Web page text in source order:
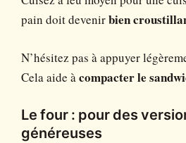
pain doit devenirbien
N’hésitez pas à appuyer
Cela aide àcompacter le
Le four : pour des
généreuses